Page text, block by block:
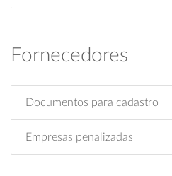
Fornecedores
Documentos para cadastro
Empresas penalizadas